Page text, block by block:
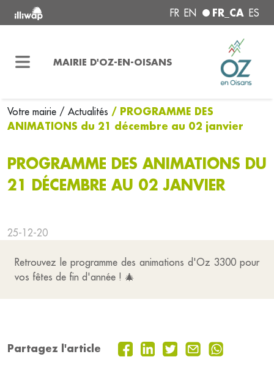
FR EN FR_CA ES
MAIRIE D'OZ-EN-OISANS
Votre mairie / Actualités / PROGRAMME DES
ANIMATIONS du 21 décembre au 02 janvier
PROGRAMME DES ANIMATIONS DU
21 DÉCEMBRE AU 02 JANVIER
25-12-20
Retrouvez le programme des animations d'Oz 3300 pour
vos fêtes de fin d'année ! 🎄
Partagez l'article